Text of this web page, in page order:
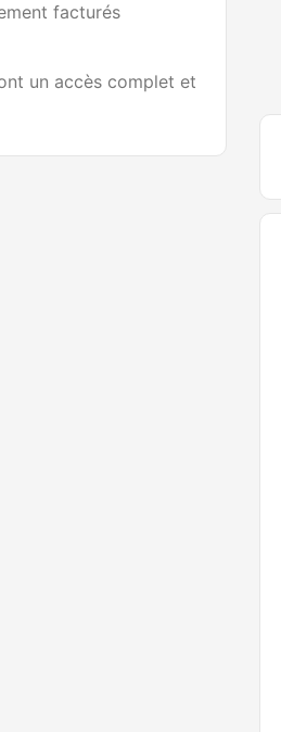
facturés
un accès complet et